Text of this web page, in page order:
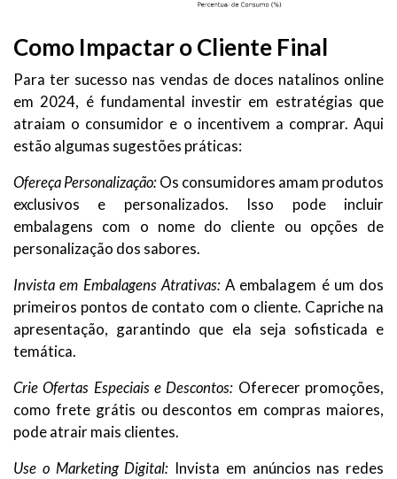
Como Impactar o Cliente Final
Para ter sucesso nas vendas de doces natalinos online
em 2024, é fundamental investir em estratégias que
atraiam o consumidor e o incentivem a comprar. Aqui
estão algumas sugestões práticas:
Ofereça Personalização:Os consumidores amam produtos
exclusivos e personalizados. Isso pode incluir
embalagens com o nome do cliente ou opções de
personalização dos sabores.
Invista em Embalagens Atrativas:A embalagem é um dos
primeiros pontos de contato com o cliente. Capriche na
apresentação, garantindo que ela seja sofisticada e
temática.
Crie Ofertas Especiais e Descontos: Oferecer promoções,
como frete grátis ou descontos em compras maiores,
pode atrair mais clientes.
Use o Marketing Digital: Invista em anúncios nas redes